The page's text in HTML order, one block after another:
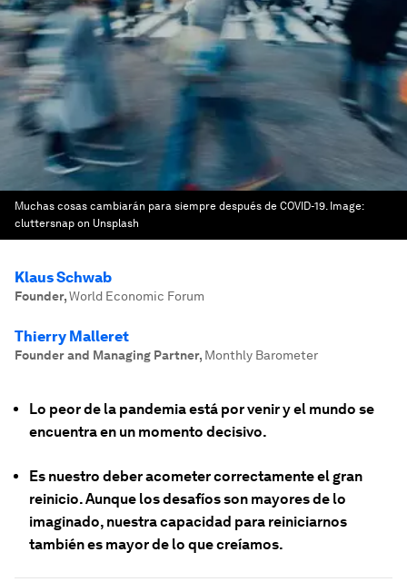
Muchas cosas cambiarán para siempre después de COVID-19. Image:
cluttersnap on Unsplash
Klaus Schwab
Founder,World Economic Forum
Thierry Malleret
Founder and Managing Partner, Monthly Barometer
Lo peor de la pandemia está por venir y el mundo se
encuentra en un momento decisivo.
Es nuestro deber acometer correctamente el gran
reinicio. Aunque los desafíos son mayores de lo
imaginado, nuestra capacidad para reiniciarnos
también es mayor de lo que creíamos.